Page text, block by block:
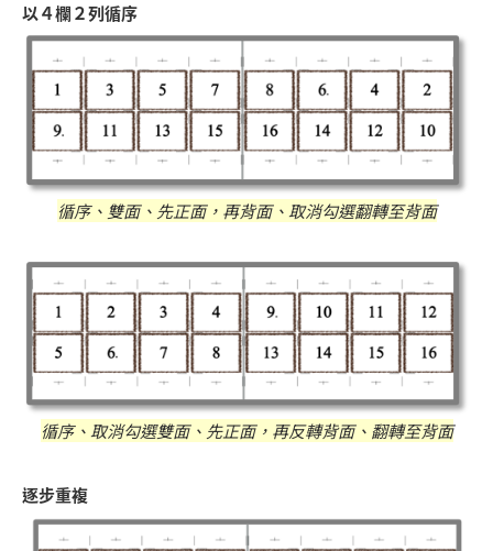
以４欄２列循序
循序、雙面、先正面，再背面、取消勾選翻轉至背面
循序、取消勾選雙面、先正面，再反轉背面、翻轉至背面
逐步重複